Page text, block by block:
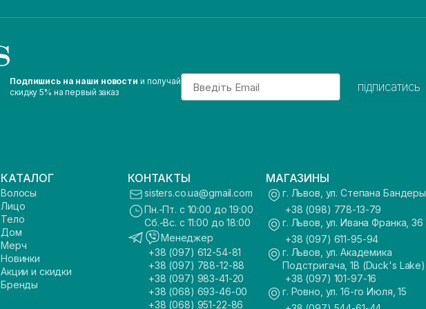
Подпишись на наши новости и получай
скидку 5% на первый заказ
Email
підписатись
КАТАЛОГ
Волосы
Лицо
Тело
Дом
Мерч
Новинки
Акции и скидки
Бренды
КОНТАКТЫ
sisters.co.ua@gmail.com
Пн.-Пт. с 10:00 до 19:00
Сб.-Вс. с 11:00 до 18:00
Менеджер
+38 (097) 612-54-81
+38 (097) 788-12-88
+38 (097) 983-41-20
+38 (068) 693-46-00
+38 (068) 951-22-86
МАГАЗИНЫ
г. Львов, ул. Степана
+38 (098) 778-13-79
г. Львов, ул. Ивана Франка, 36
+38 (097) 611-95-94
г. Львов, ул. Академика
Подстригача, 1В (Duck's Lake)
+38 (097) 101-97-16
г. Ровно, ул. 16-го Июля, 15